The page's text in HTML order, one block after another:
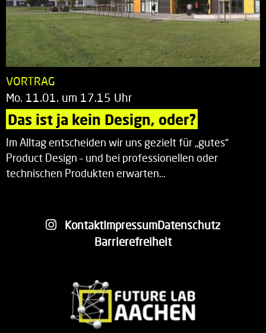
VORTRAG
Mo. 11.01. um 17.15 Uhr
Das ist ja kein Design, oder?
Im Alltag entscheiden wir uns gezielt für „gutes“
Product Design – und bei professionellen oder
technischen Produkten erwarten…
KontaktImpressumDatenschutz
Barrierefreiheit